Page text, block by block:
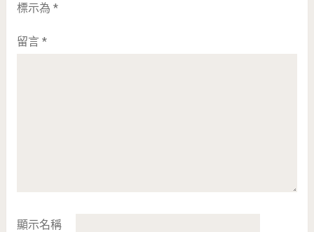
標示為 *
留言 *
顯示名稱